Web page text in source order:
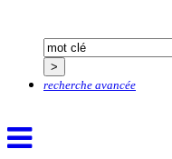
recherche avancée